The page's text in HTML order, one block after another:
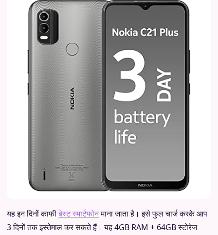
यह इन दिनों काफीबेस्ट स्मार्टफोनमाना जाता है। इसे फुल चार्ज करके आप
3 दिनों तक इस्तेमाल कर सकते हैं। यह 4GB RAM + 64GB स्टोरेज